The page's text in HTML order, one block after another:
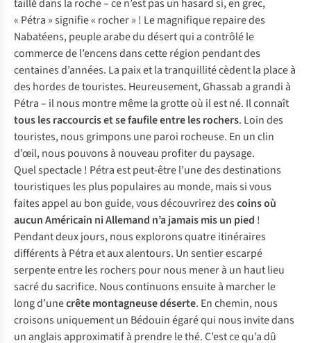
taillé dans la roche – ce n’est pas un hasard si, en grec,
« Pétra » signifie « rocher » ! Le magnifique repaire des
Nabatéens, peuple arabe du désert qui a contrôlé le
commerce de l’encens dans cette région pendant des
centaines d’années. La paix et la tranquillité cèdent la place à
des hordes de touristes. Heureusement, Ghassab a grandi à
Pétra – il nous montre même la grotte où il est né. Il connaît
tous les raccourcis et se faufile entre les rochers. Loin des
touristes, nous grimpons une paroi rocheuse. En un clin
d’œil, nous pouvons à nouveau profiter du paysage.
Quel spectacle ! Pétra est peut-être l’une des destinations
touristiques les plus populaires au monde, mais si vous
faites appel au bon guide, vous découvrirez descoins où
aucun Américain ni Allemand n’a jamais mis un pied !
Pendant deux jours, nous explorons quatre itinéraires
différents à Pétra et aux alentours. Un sentier escarpé
serpente entre les rochers pour nous mener à un haut lieu
sacré du sacrifice. Nous continuons ensuite à marcher le
long d’unecrête montagneuse déserte. En chemin, nous
croisons uniquement un Bédouin égaré qui nous invite dans
un anglais approximatif à prendre le thé. C’est ce qu’a dû